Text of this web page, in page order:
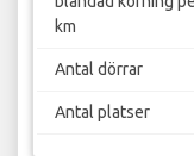
km
Antal dörrar
Antal platser